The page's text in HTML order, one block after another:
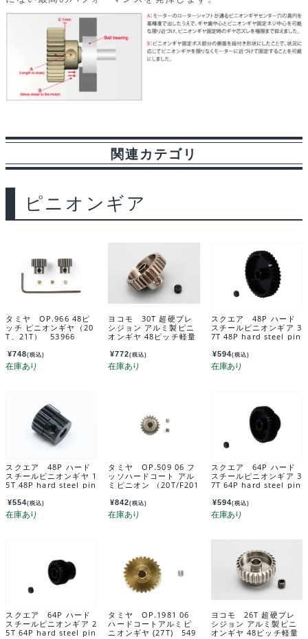
関連カテゴリ
ピニオンギア
タミヤ OP.966 48ピ
ッチ ピニオンギヤ（20
T、21T） 53966
¥748(税込)
ヨコモ 30T 超硬プレ
シジョン アルミ製ピニ
オンギヤ 48ピッチ軽量
0A
¥772(税込)
スクエア 48P ハード
スチールピニオンギア 3
7T 48P hard steel pin
7
¥594(税込)
スクエア 48P ハード
スチールピニオンギヤ 1
5T 48P hard steel pin
5
¥554(税込)
タミヤ OP.509 06 フ
ッソハードコート アル
ミピニオン （20T/F201
¥842(税込)
スクエア 64P ハード
スチールピニオンギア 3
7T 64P hard steel pin
7
¥594(税込)
スクエア 64P ハード
スチールピニオンギア 2
5T 64P hard steel pin
タミヤ OP.1981 06
ハードコートアルミピ
ニオンギヤ (27T) 549
ヨコモ 26T 超硬プレ
シジョン アルミ製ピニ
オンギヤ 48ピッチ軽量